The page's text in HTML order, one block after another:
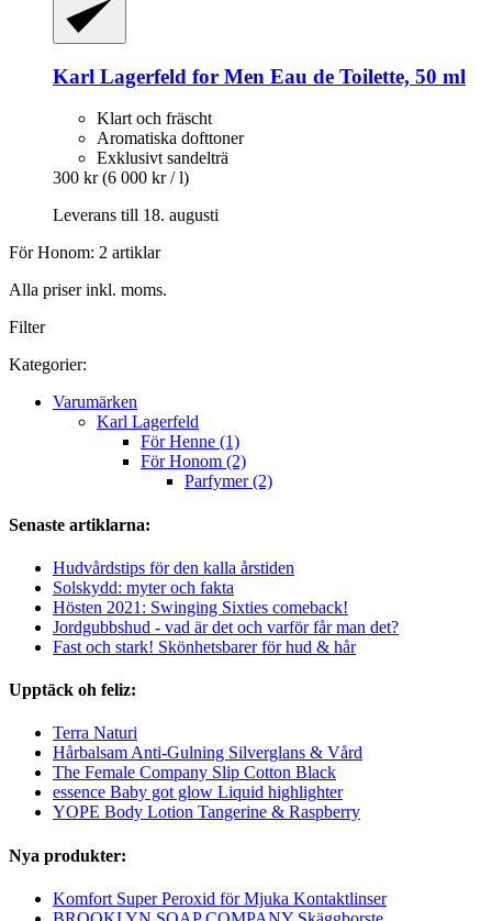
Karl Lagerfeld for Men Eau de Toilette, 50 ml
Klart och fräscht
Aromatiska dofttoner
Exklusivt sandelträ
300 kr (6 000 kr / l)
Leverans till 18. augusti
För Honom: 2 artiklar
Alla priser inkl. moms.
Filter
Kategorier:
Varumärken
Karl Lagerfeld
För Henne (1)
För Honom (2)
Parfymer (2)
Senaste artiklarna:
Hudvårdstips för den kalla årstiden
Solskydd: myter och fakta
Hösten 2021: Swinging Sixties comeback!
Jordgubbshud - vad är det och varför får man det?
Fast och stark! Skönhetsbarer för hud & hår
Upptäck oh feliz:
Terra Naturi
Hårbalsam Anti-Gulning Silverglans & Vård
The Female Company Slip Cotton Black
essence Baby got glow Liquid highlighter
YOPE Body Lotion Tangerine & Raspberry
Nya produkter:
Komfort Super Peroxid för Mjuka Kontaktlinser